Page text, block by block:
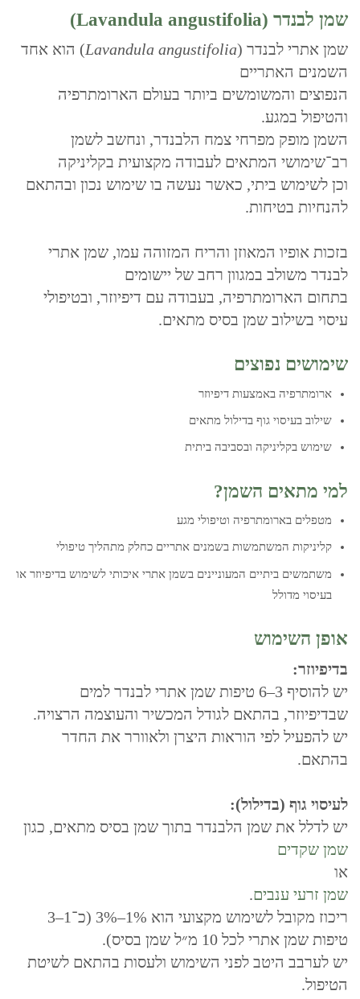
שמן לבנדר (Lavandula angustifolia)
שמן אתרי לבנדר (Lavandula angustifolia) הוא אחד
השמנים האתריים
הנפוצים והמשומשים ביותר בעולם הארומתרפיה
והטיפול במגע.
השמן מופק מפרחי צמח הלבנדר, ונחשב לשמן
רב־שימושי המתאים לעבודה מקצועית בקליניקה
וכן לשימוש ביתי, כאשר נעשה בו שימוש נכון ובהתאם
להנחיות בטיחות.
בזכות אופיו המאוזן והריח המזוהה עמו, שמן אתרי
לבנדר משולב במגוון רחב של יישומים
בתחום הארומתרפיה, בעבודה עם דיפיוזר, ובטיפולי
עיסוי בשילוב שמן בסיס מתאים.
שימושים נפוצים
ארומתרפיה באמצעות דיפיוזר
שילוב בעיסוי גוף בדילול מתאים
שימוש בקליניקה ובסביבה ביתית
למי מתאים השמן?
מטפלים בארומתרפיה וטיפולי מגע
קליניקות המשתמשות בשמנים אתריים כחלק מתהליך טיפולי
משתמשים ביתיים המעוניינים בשמן אתרי איכותי לשימוש בדיפיוזר או
בעיסוי מדולל
אופן השימוש
בדיפיוזר:
יש להוסיף 3–6 טיפות שמן אתרי לבנדר למים
שבדיפיוזר, בהתאם לגודל המכשיר והעוצמה הרצויה.
יש להפעיל לפי הוראות היצרן ולאוורר את החדר
בהתאם.
לעיסוי גוף (בדילול):
יש לדלל את שמן הלבנדר בתוך שמן בסיס מתאים, כגון
שמן שקדים
או
שמן זרעי ענבים.
ריכוז מקובל לשימוש מקצועי הוא 1%–3% (כ־1–3
טיפות שמן אתרי לכל 10 מ״ל שמן בסיס).
יש לערבב היטב לפני השימוש ולעסות בהתאם לשיטת
הטיפול.